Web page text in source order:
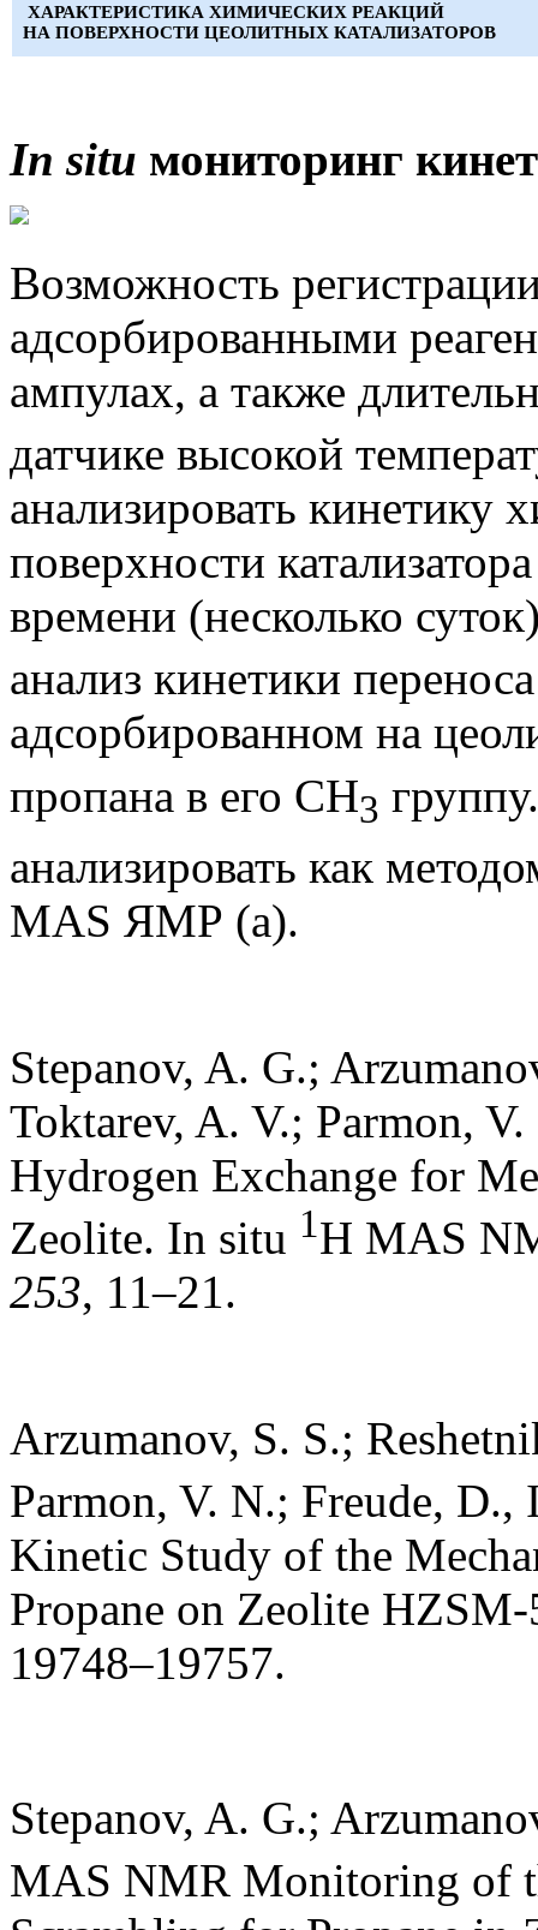
ХАРАКТЕРИСТИКА ХИМИЧЕСКИХ РЕАКЦИЙ
НА ПОВЕРХНОСТИ ЦЕОЛИТНЫХ КАТАЛИЗАТОРОВ
In situ мониторинг
Возможность
адсорбированными
ампулах, а также
датчике высокой
анализировать кинетику
поверхности
времени (несколько
анализ кинетики
адсорбированном на
пропана в его CH3
анализировать как
MAS ЯМР (a).
Stepanov, A. G.;
Toktarev, A. V.; Parmon,
Hydrogen Exchange for
Zeolite. In situ 1H MAS
253, 11–21.
Arzumanov, S. S.;
Parmon, V. N.; Freude,
Kinetic Study of the
Propane on Zeolite
19748–19757.
Stepanov, A. G.;
MAS NMR Monitoring of